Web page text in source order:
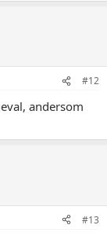
#12
andersom
#13